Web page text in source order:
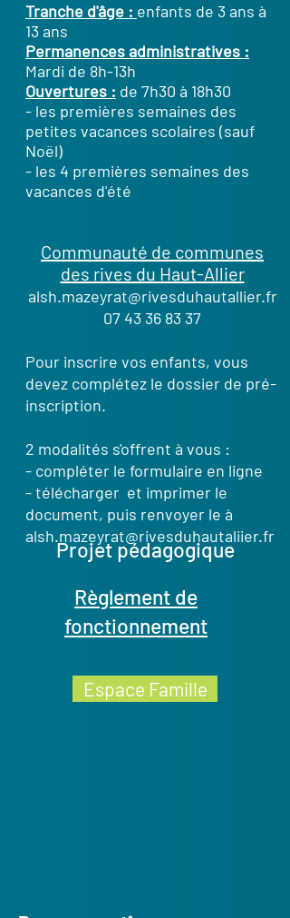
Tranche d'âge : enfants de 3 ans à
13 ans
Permanences administratives :
Mardi de 8h-13h
Ouvertures : de 7h30 à 18h30
- les premières semaines des
petites vacances scolaires (sauf
Noël)
- les 4 premières semaines des
vacances d'été
Communauté de communes
des rives du Haut-Allier
alsh.mazeyrat@rivesduhautallier.fr
07 43 36 83 37
Pour inscrire vos enfants, vous
devez complétez le dossier de pré-
inscription.
2 modalités s'offrent à vous :
- compléter le formulaire en ligne
- télécharger et imprimer le
document, puis renvoyer le à
alsh.mazeyrat@rivesduhautaliier.fr
Projet pédagogique
Règlement de
fonctionnement
Espace Famille